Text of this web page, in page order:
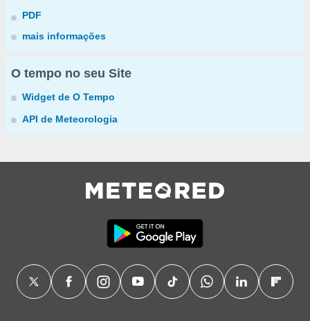
PDF
mais informações
O tempo no seu Site
Widget de O Tempo
API de Meteorologia